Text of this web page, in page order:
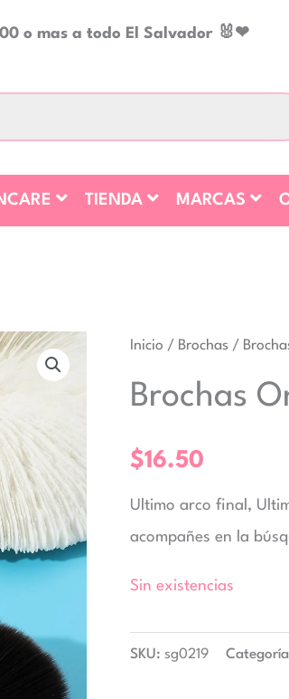
o mas a todo El Salvador 🐰❤
TIENDA MARCAS
Inicio / Brochas /
Brochas
$16.50
Ultimo arco final,
acompañes en la
Sin existencias
SKU: sg0219